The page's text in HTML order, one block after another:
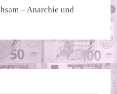
– Anarchie und